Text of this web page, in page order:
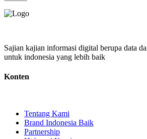
Sajian kajian informasi digital berupa data
untuk indonesia yang lebih baik
Konten
Tentang Kami
Brand Indonesia Baik
Partnership